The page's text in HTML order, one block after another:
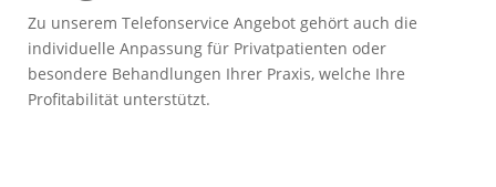
Zu unserem Telefonservice Angebot gehört auch die
individuelle Anpassung für Privatpatienten oder
besondere Behandlungen Ihrer Praxis, welche Ihre
Profitabilität unterstützt.